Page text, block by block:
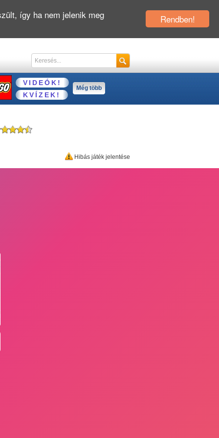
VIDEÓK!
KVÍZEK!
Még több
Hibás játék jelentése
Rendben!
így ha nem jelenik meg